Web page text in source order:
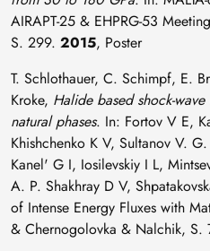
AIRAPT-25 & EHPRG-53
S. 299. 2015, Poster
T. Schlothauer, C. Schimpf, E.
Kroke, Halide based shock-
natural phases. In: Fortov V E,
Khishchenko K V, Sultanov V.
Kanel' G I, Iosilevskiy I L,
A. P. Shakhray D V,
of Intense Energy Fluxes with
& Chernogolovka & Nalchik, S.